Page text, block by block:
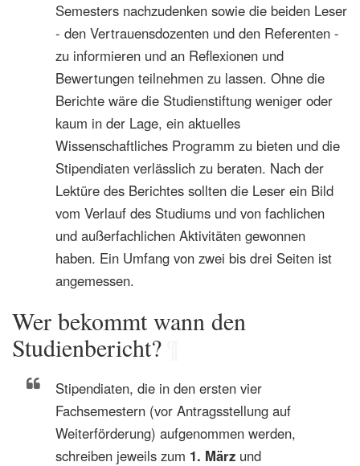
Semesters nachzudenken sowie die beiden Leser
- den Vertrauensdozenten und den Referenten -
zu informieren und an Reflexionen und
Bewertungen teilnehmen zu lassen. Ohne die
Berichte wäre die Studienstiftung weniger oder
kaum in der Lage, ein aktuelles
Wissenschaftliches Programm zu bieten und die
Stipendiaten verlässlich zu beraten. Nach der
Lektüre des Berichtes sollten die Leser ein Bild
vom Verlauf des Studiums und von fachlichen
und außerfachlichen Aktivitäten gewonnen
haben. Ein Umfang von zwei bis drei Seiten ist
angemessen.
Wer bekommt wann den
Studienbericht?
Stipendiaten, die in den ersten vier
Fachsemestern (vor Antragsstellung auf
Weiterförderung) aufgenommen werden,
schreiben jeweils zum 1. Märzund